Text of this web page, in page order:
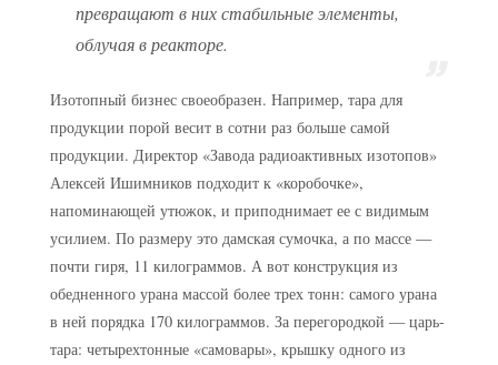
превращают в них стабильные элементы,
облучая в реакторе.
Изотопный бизнес своеобразен. Например, тара для
продукции порой весит в сотни раз больше самой
продукции. Директор «Завода радиоактивных изотопов»
Алексей Ишимников подходит к «коробочке»,
напоминающей утюжок, и приподнимает ее с видимым
усилием. По размеру это дамская сумочка, а по массе —
почти гиря, 11 килограммов. А вот конструкция из
обедненного урана массой более трех тонн: самого урана
в ней порядка 170 килограммов. За перегородкой — царь-
тара: четырехтонные «самовары», крышку одного из